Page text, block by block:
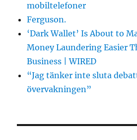
mobiltelefoner
Ferguson.
‘Dark Wallet’ Is About to
Money Laundering Easier
Business | WIRED
“Jag tänker inte sluta
övervakningen”